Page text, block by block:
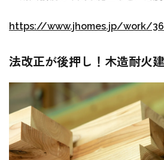
https://www.jhomes.jp/work/
法改正が後押し！木造耐火